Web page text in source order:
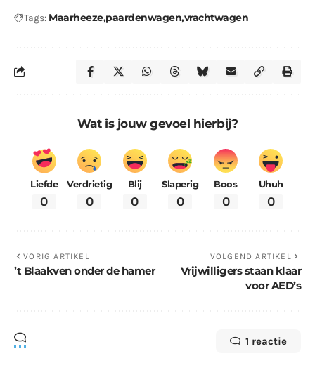
Tags: Maarheezepaardenwagenvrachtwagen
Wat is jouw gevoel hierbij?
Liefde
0
Verdrietig
0
Blij
0
Slaperig
0
Boos
0
Uhuh
0
VORIG ARTIKEL
’t Blaakven onder de hamer
VOLGEND ARTIKEL
Vrijwilligers staan klaar
voor AED’s
1 reactie